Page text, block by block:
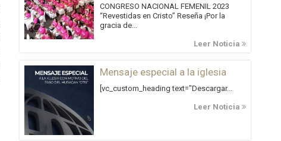
CONGRESO NACIONAL FEMENIL 2023
“Revestidas en Cristo” Reseña ¡Por la
gracia de...
Leer Noticia
Mensaje especial a la iglesia
[vc_custom_heading text="Descargar...
Leer Noticia